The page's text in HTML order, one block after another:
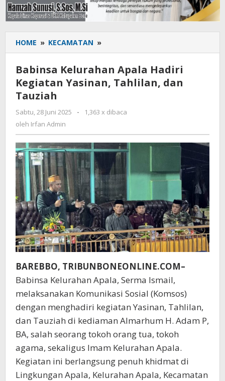
HOME » KECAMATAN »
Kelurahan
Hadiri
Kegiatan
dan
Babinsa Kelurahan Apala Hadiri
Kegiatan Yasinan, Tahlilan, dan
Tauziah
Sabtu, 28 Juni 2025
oleh
-
1,363 x dibaca
oleh Irfan Admin
BAREBBO, TRIBUNBONEONLINE.COM–
Babinsa Kelurahan Apala, Serma Ismail,
melaksanakan Komunikasi Sosial (Komsos)
dengan menghadiri kegiatan Yasinan, Tahlilan,
dan Tauziah di kediaman Almarhum H. Adam P,
BA, salah seorang tokoh orang tua, tokoh
agama, sekaligus Imam Kelurahan Apala.
Kegiatan ini berlangsung penuh khidmat di
Lingkungan Apala, Kelurahan Apala, Kecamatan